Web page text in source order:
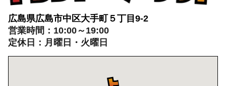
広島県広島市中区大手町５丁目9-2
営業時間：10:00～19:00
定休日：月曜日・火曜日